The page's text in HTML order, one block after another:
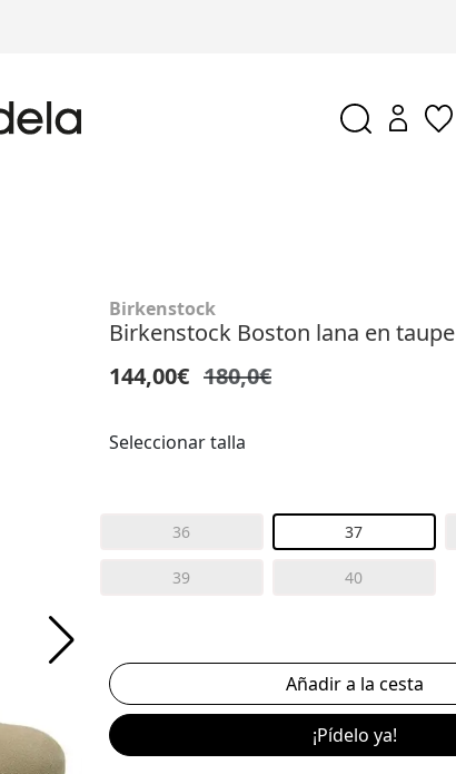
Birkenstock
Birkenstock Boston lana en taupe
144,00€ 180,0€
Seleccionar talla
36 37
39 40
¡Pídelo ya!